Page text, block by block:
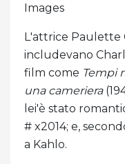
Images
L'attrice Paulette
includevano
film come Tempi
una cameriera
lei'è stato
# x2014; e,
a Kahlo.